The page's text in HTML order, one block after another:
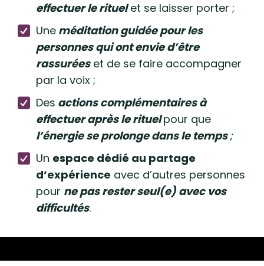
effectuer le rituelet se laisser porter ;
Une méditation guidée pour les
personnes qui ont envie d’être
rassuréeset de se faire accompagner
par la voix ;
Des actions complémentaires à
effectuer après le rituelpour que
l’énergie se prolonge dans le temps;
Un espace dédié au partage
d’expérience avec d’autres personnes
pour ne pas rester seul(e) avec vos
difficultés.